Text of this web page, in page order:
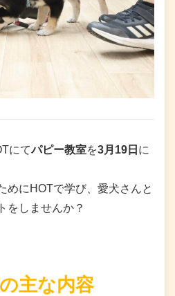
にてパピー教室を3月19日 に
めにHOTで学び、愛犬さんと
をしませんか？
主な内容